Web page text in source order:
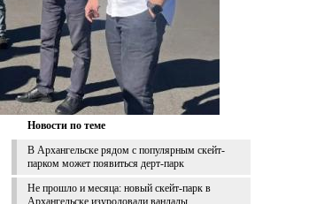
Новости по теме
В Архангельске рядом с популярным скейт-
парком может появиться дерт-парк
Не прошло и месяца: новый скейт-парк в
Архангельске изуродовали вандалы